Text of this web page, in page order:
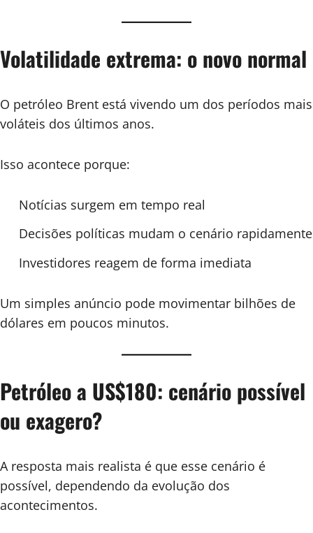
Volatilidade extrema: o novo normal
O petróleo Brent está vivendo um dos períodos mais
voláteis dos últimos anos.
Isso acontece porque:
Notícias surgem em tempo real
Decisões políticas mudam o cenário rapidamente
Investidores reagem de forma imediata
Um simples anúncio pode movimentar bilhões de
dólares em poucos minutos.
Petróleo a US$180: cenário possível
ou exagero?
A resposta mais realista é que esse cenário é
possível, dependendo da evolução dos
acontecimentos.